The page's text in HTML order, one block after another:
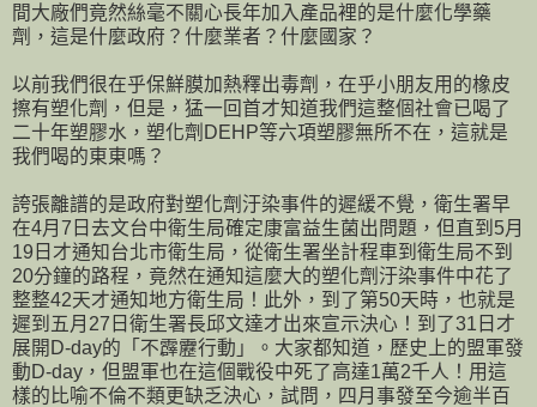
間大廠們竟然絲毫不關心長年加入產品裡的是什麼化學藥
劑，這是什麼政府？什麼業者？什麼國家？
以前我們很在乎保鮮膜加熱釋出毒劑，在乎小朋友用的橡皮
擦有塑化劑，但是，猛一回首才知道我們這整個社會已喝了
二十年塑膠水，塑化劑DEHP等六項塑膠無所不在，這就是
我們喝的東東嗎？
誇張離譜的是政府對塑化劑汙染事件的遲緩不覺，衛生署早
在4月7日去文台中衛生局確定康富益生菌出問題，但直到5月
19日才通知台北市衛生局，從衛生署坐計程車到衛生局不到
20分鐘的路程，竟然在通知這麼大的塑化劑汙染事件中花了
整整42天才通知地方衛生局！此外，到了第50天時，也就是
遲到五月27日衛生署長邱文達才出來宣示決心！到了31日才
展開D-day的「不霹靂行動」。大家都知道，歷史上的盟軍發
動D-day，但盟軍也在這個戰役中死了高達1萬2千人！用這
樣的比喻不倫不類更缺乏決心，試問，四月事發至今逾半百